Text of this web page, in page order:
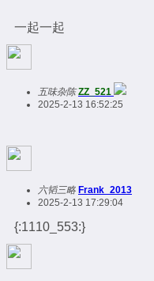
一起一起
五味杂陈 ZZ_521
2025-2-13 16:52:25
六韬三略 Frank_2013
2025-2-13 17:29:04
{:1110_553:}